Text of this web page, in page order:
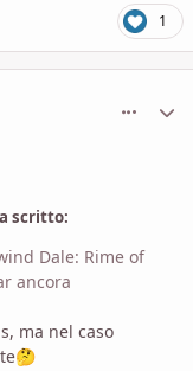
1
scritto:
Dale: Rime of
ancora
ma nel caso
🤔